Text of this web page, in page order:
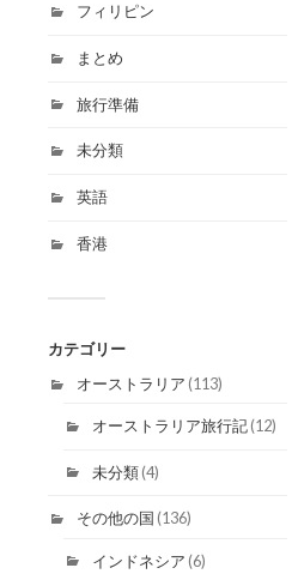
フィリピン
まとめ
旅行準備
未分類
英語
香港
カテゴリー
オーストラリア (113)
オーストラリア旅行記(12)
未分類(4)
その他の国 (136)
インドネシア (6)